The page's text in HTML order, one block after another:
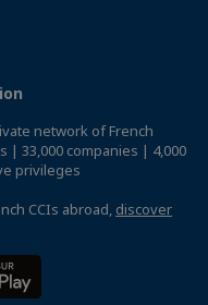
network of French
| 33,000 companies | 4,000
privileges
CCIs abroad, discover